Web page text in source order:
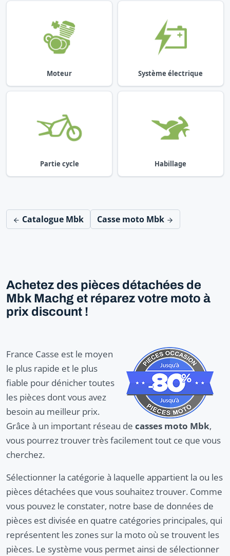
Moteur Système électrique
Partie cycle Habillage
Catalogue Mbk Casse moto Mbk
Achetez des pièces détachées de
Mbk Machg et réparez votre moto à
prix discount !
France Casse est le moyen
le plus rapide et le plus
fiable pour dénicher toutes
les pièces dont vous avez
besoin au meilleur prix.
Grâce à un important réseau de casses moto Mbk,
vous pourrez trouver très facilement tout ce que vous
cherchez.
Sélectionner la catégorie à laquelle appartient la ou les
pièces détachées que vous souhaitez trouver. Comme
vous pouvez le constater, notre base de données de
pièces est divisée en quatre catégories principales, qui
représentent les zones sur la moto où se trouvent les
pièces. Le système vous permet ainsi de sélectionner